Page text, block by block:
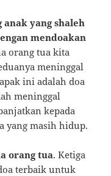
yang shaleh
mendoakan
orang tua kita
meninggal
ini adalah doa
meninggal
kepada
yang masih hidup.
orang tua. Ketiga
terbaik untuk